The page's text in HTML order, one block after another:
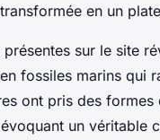
en un
présentes sur le site
fossiles marins qui
ont pris des
un véritable